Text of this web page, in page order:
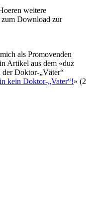
weitere
Download zur
als Promovenden
Artikel aus dem «duz
Doktor-„Väter“
kein Doktor-„Vater“!» (2